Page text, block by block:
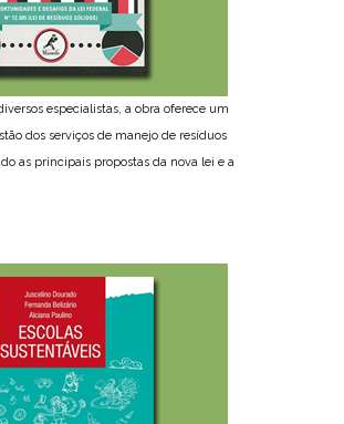
especialistas, a obra oferece um
dos serviços de manejo de resíduos
as principais propostas da nova lei e a